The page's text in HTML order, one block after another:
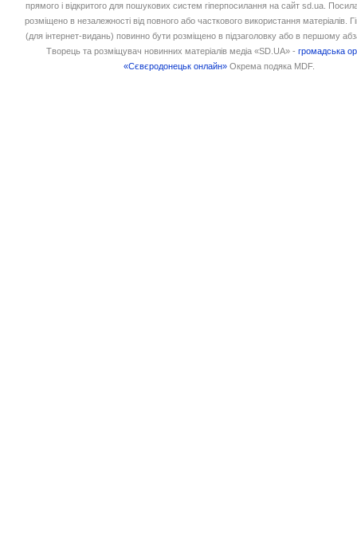
прямого і відкритого для пошукових систем гіперпосилання на сайт sd.ua.
розміщено в незалежності від повного або часткового використання матеріалів.
(для інтернет-видань) повинно бути розміщено в підзаголовку або в першому
Творець та розміщувач новинних матеріалів медіа «SD.UA» -громадська
«Сєвєродонецьк онлайн» Окрема подяка MDF.